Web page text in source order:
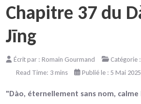
Chapitre 37 du
Jīng
Écrit par : Romain Gourmand Catégorie :
Read Time: 3 mins
Publié le : 5 Mai 2025
"Dào, éternellement sans nom, calme